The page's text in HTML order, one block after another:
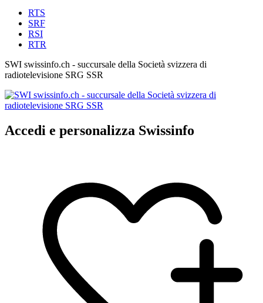
RTS
SRF
RSI
RTR
SWI swissinfo.ch - succursale della Società svizzera di
radiotelevisione SRG SSR
Accedi e personalizza Swissinfo